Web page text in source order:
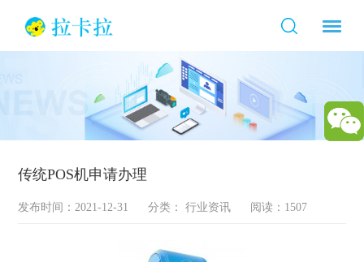
传统POS机申请办理
发布时间：2021-12-31 分类： 行业资讯 阅读：1507